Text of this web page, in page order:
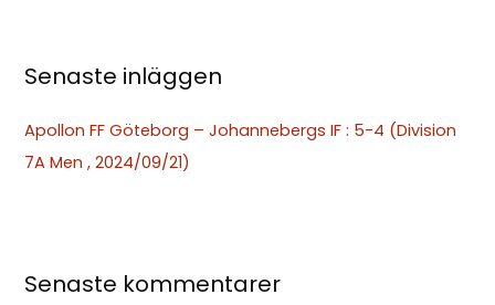
Senaste inläggen
Apollon FF Göteborg – Johannebergs IF : 5-4 (Division
7A Men , 2024/09/21)
Senaste kommentarer